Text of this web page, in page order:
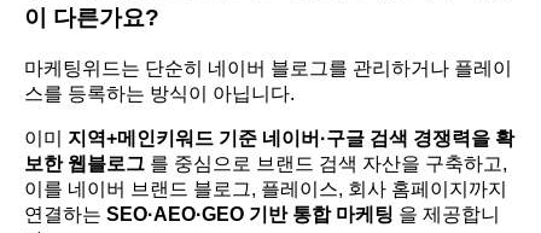
이 다른가요?
마케팅위드는 단순히 네이버 블로그를 관리하거나 플레이
스를 등록하는 방식이 아닙니다.
이미 지역+메인키워드 기준 네이버·구글 검색 경쟁력을 확
보한 웹블로그 를 중심으로 브랜드 검색 자산을 구축하고,
이를 네이버 브랜드 블로그, 플레이스, 회사 홈페이지까지
연결하는 SEO·AEO·GEO 기반 통합 마케팅 을 제공합니